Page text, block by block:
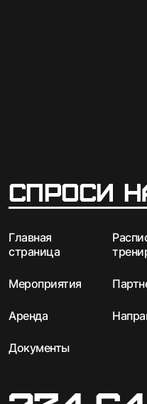
Спроси
Главная
страница
Мероприятия
Аренда
Документы